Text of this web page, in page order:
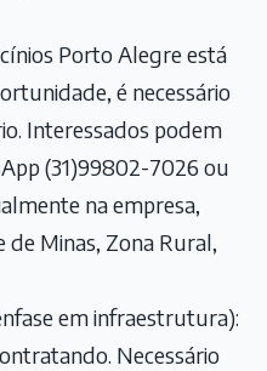
Porto Alegre está
é necessário
Interessados podem
(31)99802-7026 ou
na empresa,
de Minas, Zona Rural,
em infraestrutura):
Necessário